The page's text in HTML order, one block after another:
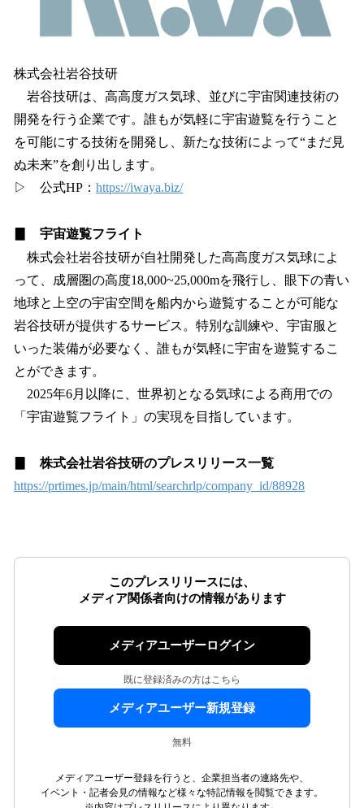
株式会社岩谷技研
岩谷技研は、高高度ガス気球、並びに宇宙関連技術の
開発を行う企業です。誰もが気軽に宇宙遊覧を行うこと
を可能にする技術を開発し、新たな技術によって“まだ見
ぬ未来”を創り出します。
▷ 公式HP： https://iwaya.biz/
▊ 宇宙遊覧フライト
株式会社岩谷技研が自社開発した高高度ガス気球によ
って、成層圏の高度18,000~25,000mを飛行し、眼下の青い
地球と上空の宇宙空間を船内から遊覧することが可能な
岩谷技研が提供するサービス。特別な訓練や、宇宙服と
いった装備が必要なく、誰もが気軽に宇宙を遊覧するこ
とができます。
2025年6月以降に、世界初となる気球による商用での
「宇宙遊覧フライト」の実現を目指しています。
▊ 株式会社岩⾕技研のプレスリリース⼀覧
https://prtimes.jp/main/html/searchrlp/company_id/88928
このプレスリリースには、
メディア関係者向けの情報があります
メディアユーザーログイン
既に登録済みの方はこちら
メディアユーザー新規登録
無料
メディアユーザー登録を行うと、企業担当者の連絡先や、
イベント・記者会見の情報など様々な特記情報を閲覧できます。